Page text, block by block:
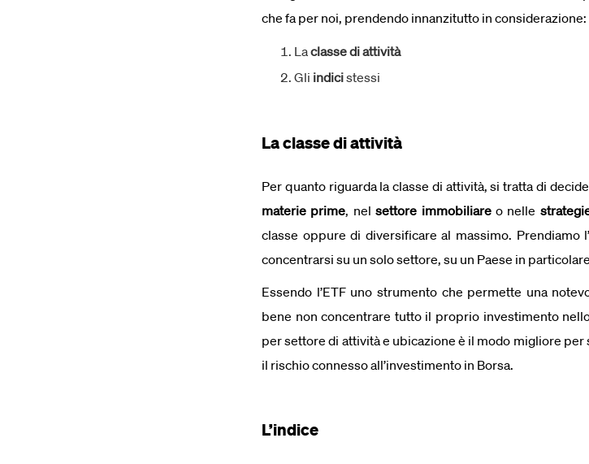
che fa per noi, prendendo innanzitutto in considerazione:
Laclasse di attività
Gli indicistessi
La classe di attività
Per quanto riguarda la classe di attività, si tratta di
materie prime, nelsettore immobiliareo nelle
classe oppure di diversificare al massimo. Prendiamo
concentrarsi su un solo settore, su un Paese in
Essendo l’ETF uno strumento che permette una
bene non concentrare tutto il proprio investimento
per settore di attività e ubicazione è il modo migliore
il rischio connesso all’investimento in Borsa.
L’indice